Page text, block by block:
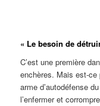
« Le besoin de
C’est une première
enchères. Mais est-ce
arme d’autodéfense
l’enfermer et